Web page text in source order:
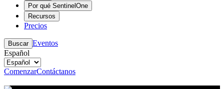
Por qué SentinelOne
Recursos
Precios
Buscar Eventos
Español
ComenzarContáctanos